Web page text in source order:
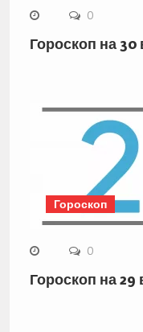
0
Гороскоп на 30
Гороскоп
0
Гороскоп на 29